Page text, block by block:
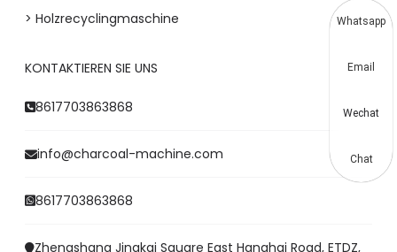
> Holzrecyclingmaschine
KONTAKTIEREN SIE UNS
8617703863868
info@charcoal-machine.com
8617703863868
Zhengshang Jingkai Square East Hanghai Road, ETDZ,
Whatsapp
Email
Wechat
Chat